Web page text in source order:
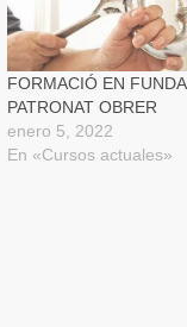
FORMACIÓ EN
PATRONAT OBRER
enero 5, 2022
En «Cursos actuales»